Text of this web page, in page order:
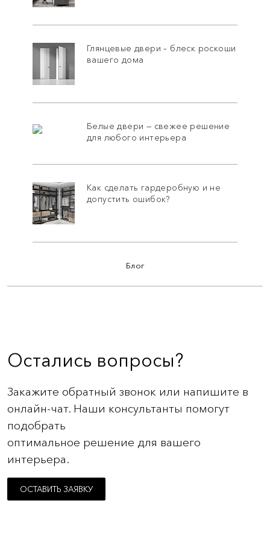
Глянцевые двери – блеск роскоши
вашего дома
Белые двери — свежее решение
для любого интерьера
Как сделать гардеробную и не
допустить ошибок?
Блог
Остались вопросы?
Закажите обратный звонок или напишите в
онлайн-чат. Наши консультанты помогут
подобрать
оптимальное решение для вашего
интерьера.
ОСТАВИТЬ ЗАЯВКУ